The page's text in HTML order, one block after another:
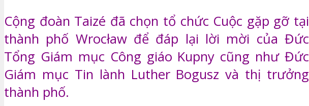
Cộng đoàn Taizé đã chọn tổ chức Cuộc gặp gỡ tại
thành phố Wrocław để đáp lại lời mời của Đức
Tổng Giám mục Công giáo Kupny cũng như Đức
Giám mục Tin lành Luther Bogusz và thị trưởng
thành phố.